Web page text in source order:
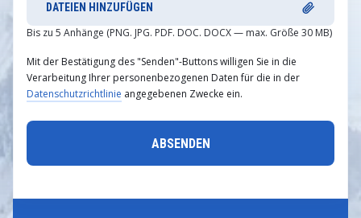
DATEIEN HINZUFÜGEN
Bis zu 5 Anhänge (PNG. JPG. PDF. DOC. DOCX — max. Größe 30 MB)
Mit der Bestätigung des "Senden"-Buttons willigen Sie in die
Verarbeitung Ihrer personenbezogenen Daten für die in der
Datenschutzrichtlinie angegebenen Zwecke ein.